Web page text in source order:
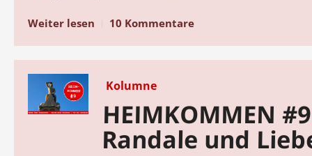
Weiter lesen 10 Kommentare
Kolumne
HEIMKOMMEN
Randale und